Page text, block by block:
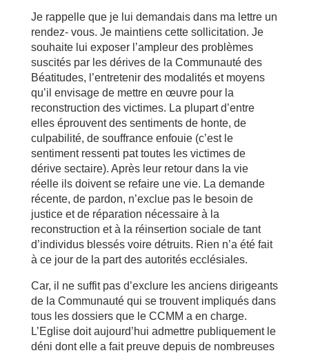
Je rappelle que je lui demandais dans ma lettre un
rendez- vous. Je maintiens cette sollicitation. Je
souhaite lui exposer l’ampleur des problèmes
suscités par les dérives de la Communauté des
Béatitudes, l’entretenir des modalités et moyens
qu’il envisage de mettre en œuvre pour la
reconstruction des victimes. La plupart d’entre
elles éprouvent des sentiments de honte, de
culpabilité, de souffrance enfouie (c’est le
sentiment ressenti pat toutes les victimes de
dérive sectaire). Après leur retour dans la vie
réelle ils doivent se refaire une vie. La demande
récente, de pardon, n’exclue pas le besoin de
justice et de réparation nécessaire à la
reconstruction et à la réinsertion sociale de tant
d’individus blessés voire détruits. Rien n’a été fait
à ce jour de la part des autorités ecclésiales.
Car, il ne suffit pas d’exclure les anciens dirigeants
de la Communauté qui se trouvent impliqués dans
tous les dossiers que le CCMM a en charge.
L’Eglise doit aujourd’hui admettre publiquement le
déni dont elle a fait preuve depuis de nombreuses